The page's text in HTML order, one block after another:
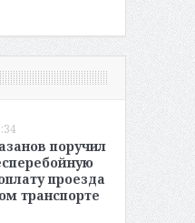
поручил
проезда
транспорте